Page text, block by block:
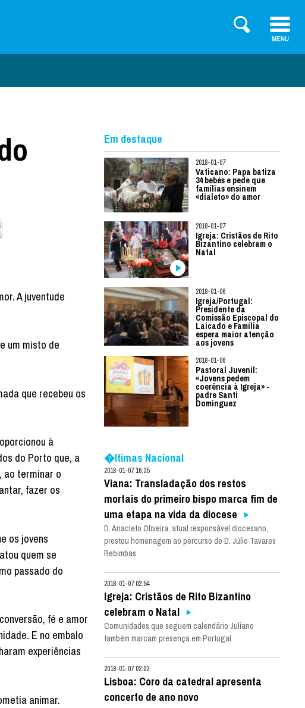
A juventude
um misto de
que recebeu os
à
do Porto que, a
ao terminar o
fazer os
os jovens
quem se
passado do
fé e amor
E no embalo
experiências
animar.
Em destaque
2018-01-07
Vaticano: Papa batiza
34 bebés e pede que
famílias ensinem
«dialeto» do amor
2018-01-07
Igreja: Cristãos de Rito
Bizantino celebram o
Natal
2018-01-06
Igreja/Portugal:
Presidente da
Comissão Episcopal do
Laicado e Família
espera maior atenção
aos jovens
2018-01-06
Pastoral Juvenil:
«Jovens pedem
coerência à Igreja» -
padre Santi
Dominguez
�ltimas Nacional
2018-01-07 16:35
Viana: Transladação dos restos
mortais do primeiro bispo marca fim de
uma etapa na vida da diocese
D. Anacleto Oliveira, atual responsável diocesano,
prestou homenagem ao percurso de D. Júlio Tavares
Rebimbas
2018-01-07 02:54
Igreja: Cristãos de Rito Bizantino
celebram o Natal
Comunidades que seguem calendário Juliano
também marcam presença em Portugal
2018-01-07 02:02
Lisboa: Coro da catedral apresenta
concerto de ano novo